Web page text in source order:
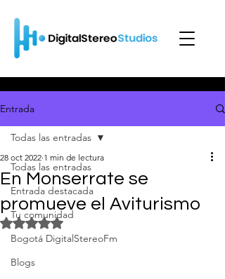
Entrada
Todas las entradas
Entrada destacada
Tu comunidad
Bogotá DigitalStereoFm
Blogs
Todas las entradas
En Monserrate se
promueve el Aviturismo
28 oct 2022 1 min de lectura
Obtuvo NaN de 5 estrellas.